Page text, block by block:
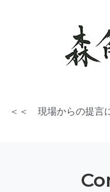
＜＜ 現場からの提言